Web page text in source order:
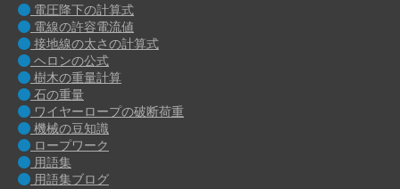
電圧降下の計算式
電線の許容電流値
接地線の太さの計算式
ヘロンの公式
樹木の重量計算
石の重量
ワイヤーロープの破断荷重
機械の豆知識
ロープワーク
用語集
用語集ブログ